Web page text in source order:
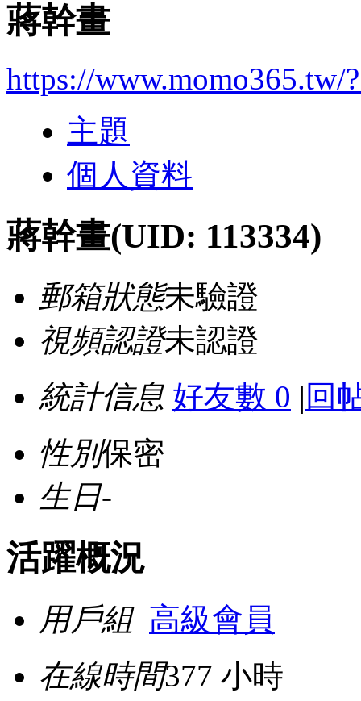
蔣幹畫
https://www.momo365.tw/
主題
個人資料
蔣幹畫(UID: 113334)
郵箱狀態未驗證
視頻認證未認證
統計信息 好友數 0 | 回
性別保密
生日-
活躍概況
用戶組 高級會員
在線時間377 小時